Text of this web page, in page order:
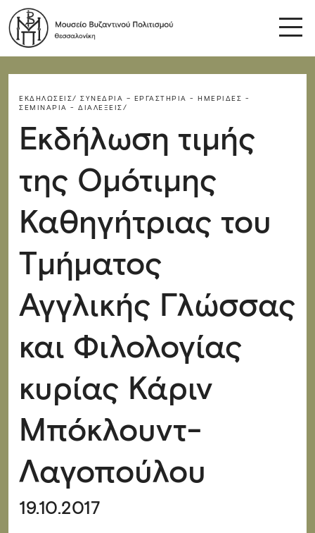
ΕΚΔΗΛΏΣΕΙΣ/ ΣΥΝΈΔΡΙΑ – ΕΡΓΑΣΤΉΡΙΑ - ΗΜΕΡΊΔΕΣ -
ΣΕΜΙΝΆΡΙΑ - ΔΙΑΛΈΞΕΙΣ/
Εκδήλωση τιμής
της Ομότιμης
Καθηγήτριας του
Τμήματος
Αγγλικής Γλώσσας
και Φιλολογίας
κυρίας Κάριν
Μπόκλουντ-
Λαγοπούλου
19.10.2017